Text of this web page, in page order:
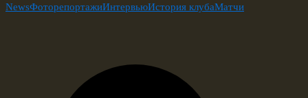
NewsФоторепортажиИнтервьюИстория клубаМатчи